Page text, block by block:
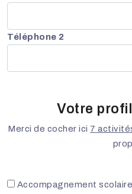
Téléphone 2
Votre
Merci de cocher ici 7
Accompagnement scolaire